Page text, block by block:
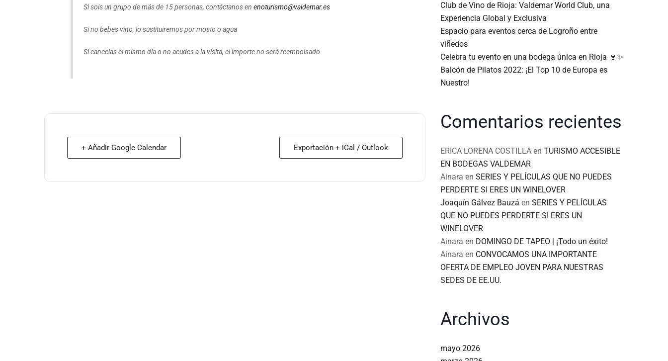
Si sois un grupo de más de 15 personas, contáctanos en enoturismo@valdemar.es
Si no bebes vino, lo sustituiremos por mosto o agua
Si cancelas el mismo día o no acudes a la visita, el importe no será reembolsado
+ Añadir Google Calendar Exportación + iCal / Outlook
Club de Vino de Rioja: Valdemar World Club, una
Experiencia Global y Exclusiva
Espacio para eventos cerca de Logroño entre
viñedos
Celebra tu evento en una bodega única en Rioja 🍷✨
Balcón de Pilatos 2022: ¡El Top 10 de Europa es
Nuestro!
Comentarios recientes
ERICA LORENA COSTILLA enTURISMO ACCESIBLE
EN BODEGAS VALDEMAR
Ainara enSERIES Y PELÍCULAS QUE NO PUEDES
PERDERTE SI ERES UN WINELOVER
Joaquín Gálvez Bauzá enSERIES Y PELÍCULAS
QUE NO PUEDES PERDERTE SI ERES UN
WINELOVER
Ainara en DOMINGO DE TAPEO | ¡Todo un éxito!
Ainara en CONVOCAMOS UNA IMPORTANTE
OFERTA DE EMPLEO JOVEN PARA NUESTRAS
SEDES DE EE.UU.
Archivos
mayo 2026